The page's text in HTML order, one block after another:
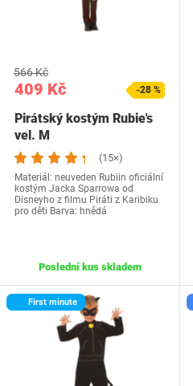
409 Kč
566 Kč
-28 %
Pirátský kostým Rubie's
vel. M
(15×)
Materiál: neuveden Rubiin oficiální
kostým Jacka Sparrowa od
Disneyho z filmu Piráti z Karibiku
pro děti Barva: hnědá
Poslední kus skladem
First minute